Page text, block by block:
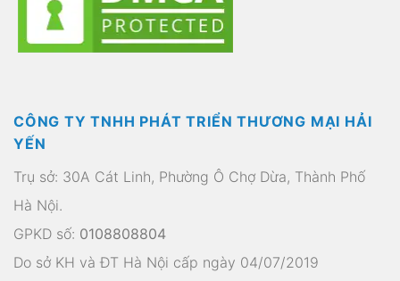
CÔNG TY TNHH PHÁT TRIỂN THƯƠNG MẠI HẢI
YẾN
Trụ sở: 30A Cát Linh, Phường Ô Chợ Dừa, Thành Phố
Hà Nội.
GPKD số: 0108808804
Do sở KH và ĐT Hà Nội cấp ngày 04/07/2019